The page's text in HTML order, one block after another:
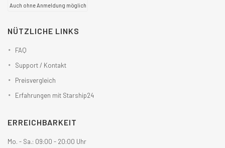
Auch ohne Anmeldung möglich
NÜTZLICHE LINKS
FAQ
Support / Kontakt
Preisvergleich
Erfahrungen mit Starship24
ERREICHBARKEIT
Mo. - Sa.: 09:00 - 20:00 Uhr